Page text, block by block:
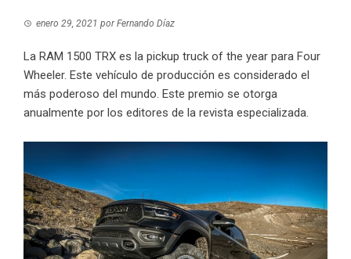
enero 29, 2021 porFernando Díaz
La RAM 1500 TRX es la pickup truck of the year para Four
Wheeler. Este vehículo de producción es considerado el
más poderoso del mundo. Este premio se otorga
anualmente por los editores de la revista especializada.